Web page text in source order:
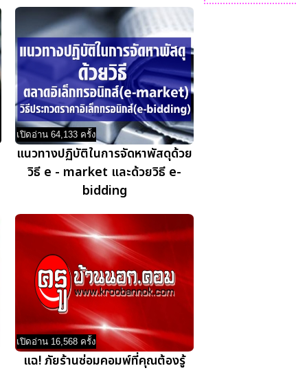
เปิดอ่าน 64,133 ครั้ง
แนวทางปฏิบัติในการจัดหาพัสดุด้วย
วิธี e - market และด้วยวิธี e-
bidding
เปิดอ่าน 16,568 ครั้ง
แฉ! ภัยร้านซ่อมคอมพ์ที่คุณต้องรู้